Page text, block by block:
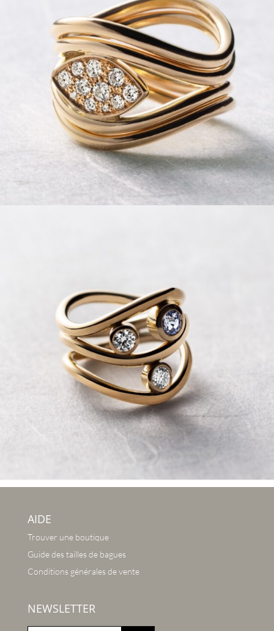
AIDE
Trouver une boutique
Guide des tailles de bagues
Conditions générales de vente
NEWSLETTER